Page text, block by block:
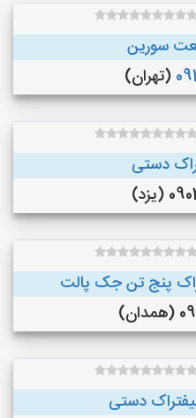
سورین
(تهران)
دستی
پنج تن جک پالت
دستی